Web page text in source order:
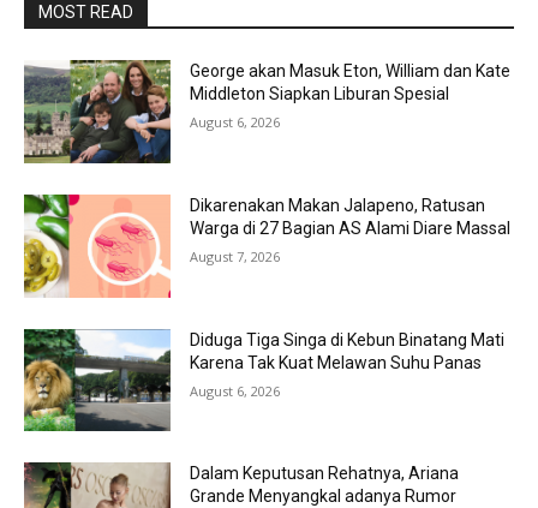
MOST READ
George akan Masuk Eton, William dan Kate
Middleton Siapkan Liburan Spesial
August 6, 2026
Dikarenakan Makan Jalapeno, Ratusan
Warga di 27 Bagian AS Alami Diare Massal
August 7, 2026
Diduga Tiga Singa di Kebun Binatang Mati
Karena Tak Kuat Melawan Suhu Panas
August 6, 2026
Dalam Keputusan Rehatnya, Ariana
Grande Menyangkal adanya Rumor